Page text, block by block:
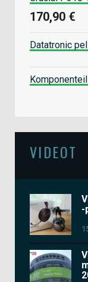
170,90 €
Datatronic
VIDEOT
-